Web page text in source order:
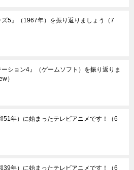
ズ5』（1967年）を振り返りましょう
（7
ーション4』（ゲームソフト）を振り返りま
）
51年）に始まったテレビアニメです！
（6
39年）に始まったテレビアニメです！ （6